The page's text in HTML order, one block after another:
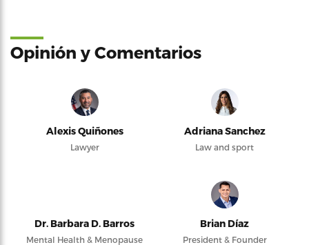
Opinión y Comentarios
Alexis Quiñones
Lawyer
Adriana Sanchez
Law and sport
Dr. Barbara D. Barros
Mental Health & Menopause
Brian Díaz
President & Founder